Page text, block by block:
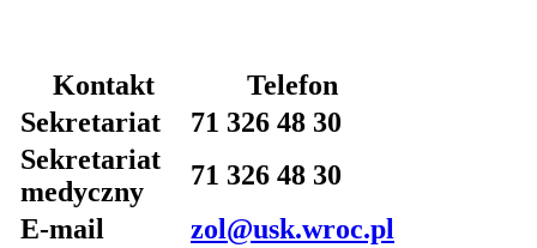
Kontakt
Telefon
Sekretariat
71 326 48 30
Sekretariat
medyczny
71 326 48 30
E-mail
zol@usk.wroc.pl